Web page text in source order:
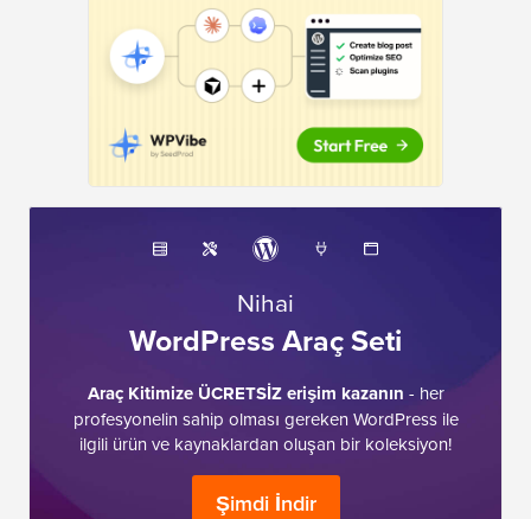
Nihai
WordPress Araç Seti
Araç Kitimize ÜCRETSİZ erişim kazanın - her
profesyonelin sahip olması gereken WordPress ile
ilgili ürün ve kaynaklardan oluşan bir koleksiyon!
Şimdi İndir